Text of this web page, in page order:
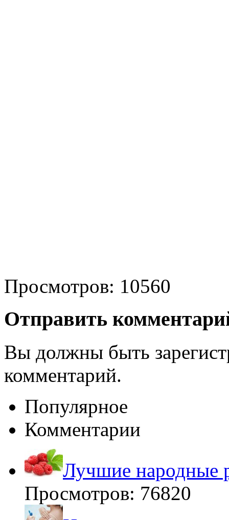
Просмотров: 10560
Отправить
Вы должны быть
комментарий.
Популярное
Комментарии
Лучшие народные
Просмотров: 76820